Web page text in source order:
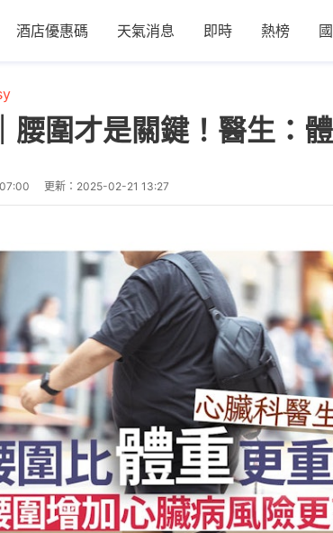
酒店優惠碼 天氣消息 即時 熱榜
腰圍才是關鍵！醫生：
更新： 2025-02-21 13:27